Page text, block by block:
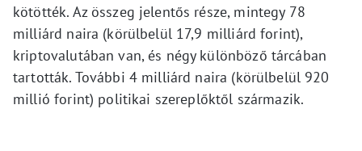
kötötték. Az összeg jelentős része, mintegy 78
milliárd naira (körülbelül 17,9 milliárd forint),
kriptovalutában van, és négy különböző tárcában
tartották. További 4 milliárd naira (körülbelül 920
millió forint) politikai szereplőktől származik.